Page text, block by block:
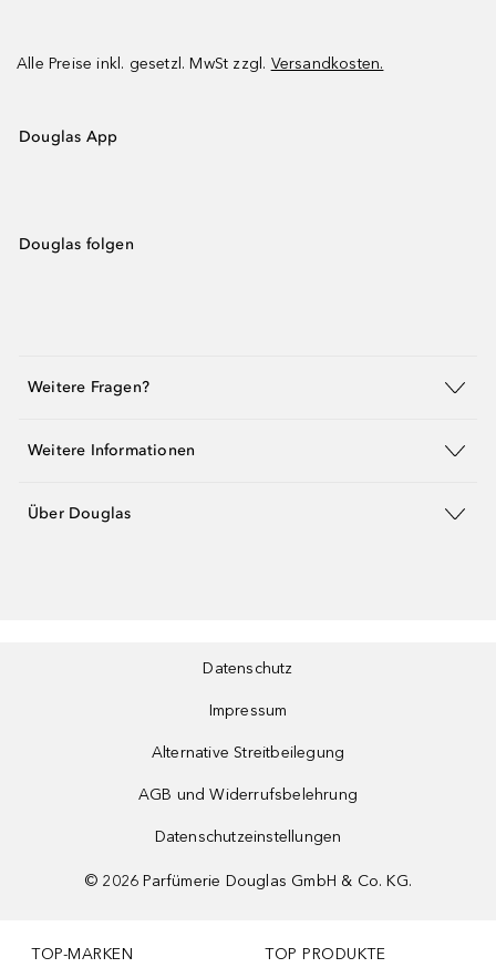
Alle Preise inkl. gesetzl. MwSt zzgl. Versandkosten.
Douglas App
Douglas folgen
Weitere Fragen?
Weitere Informationen
Über Douglas
Datenschutz
Impressum
Alternative Streitbeilegung
AGB und Widerrufsbelehrung
Datenschutzeinstellungen
© 2026 Parfümerie Douglas GmbH & Co. KG.
TOP-MARKEN TOP PRODUKTE